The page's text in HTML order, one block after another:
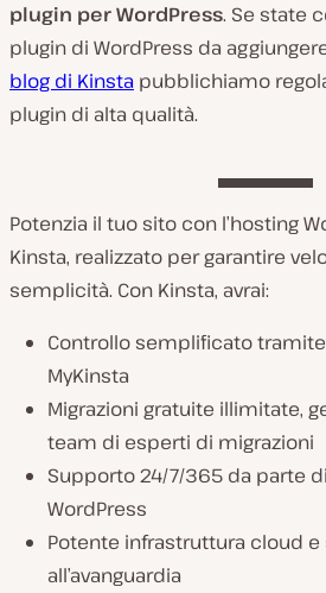
plugin per WordPress. Se state
plugin di WordPress da
blog di Kinsta pubblichiamo
plugin di alta qualità.
Potenzia il tuo sito con l’hosting
Kinsta, realizzato per garantire
semplicità. Con Kinsta, avrai:
Controllo semplificato
MyKinsta
Migrazioni gratuite illimitate,
team di esperti di migrazioni
Supporto 24/7/365 da parte
WordPress
Potente infrastruttura cloud e
all’avanguardia